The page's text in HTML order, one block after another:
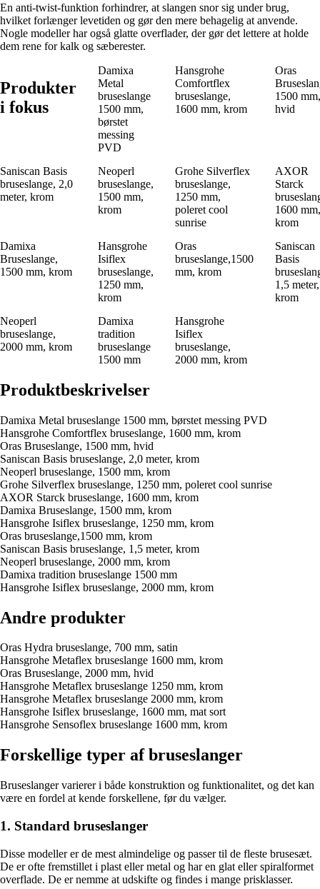
En anti-twist-funktion forhindrer, at slangen snor sig under brug,
hvilket forlænger levetiden og gør den mere behagelig at anvende.
Nogle modeller har også glatte overflader, der gør det lettere at holde
dem rene for kalk og sæberester.
Produkter
i fokus
Damixa
Metal
bruseslange
1500 mm,
børstet
messing
PVD
Hansgrohe
Comfortflex
bruseslange,
1600 mm, krom
Oras
1500 mm,
hvid
Saniscan Basis
bruseslange, 2,0
meter, krom
Neoperl
bruseslange,
1500 mm,
krom
Grohe Silverflex
bruseslange,
1250 mm,
poleret cool
sunrise
AXOR
Starck
1600 mm,
krom
Damixa
Bruseslange,
1500 mm, krom
Hansgrohe
Isiflex
bruseslange,
1250 mm,
krom
Oras
bruseslange,1500
mm, krom
Saniscan
Basis
1,5 meter,
krom
Neoperl
bruseslange,
2000 mm, krom
Damixa
tradition
bruseslange
1500 mm
Hansgrohe
Isiflex
bruseslange,
2000 mm, krom
Produktbeskrivelser
Damixa Metal bruseslange 1500 mm, børstet messing PVD
Hansgrohe Comfortflex bruseslange, 1600 mm, krom
Oras Bruseslange, 1500 mm, hvid
Saniscan Basis bruseslange, 2,0 meter, krom
Neoperl bruseslange, 1500 mm, krom
Grohe Silverflex bruseslange, 1250 mm, poleret cool sunrise
AXOR Starck bruseslange, 1600 mm, krom
Damixa Bruseslange, 1500 mm, krom
Hansgrohe Isiflex bruseslange, 1250 mm, krom
Oras bruseslange,1500 mm, krom
Saniscan Basis bruseslange, 1,5 meter, krom
Neoperl bruseslange, 2000 mm, krom
Damixa tradition bruseslange 1500 mm
Hansgrohe Isiflex bruseslange, 2000 mm, krom
Andre produkter
Oras Hydra bruseslange, 700 mm, satin
Hansgrohe Metaflex bruseslange 1600 mm, krom
Oras Bruseslange, 2000 mm, hvid
Hansgrohe Metaflex bruseslange 1250 mm, krom
Hansgrohe Metaflex bruseslange 2000 mm, krom
Hansgrohe Isiflex bruseslange, 1600 mm, mat sort
Hansgrohe Sensoflex bruseslange 1600 mm, krom
Forskellige typer af bruseslanger
Bruseslanger varierer i både konstruktion og funktionalitet, og det kan
være en fordel at kende forskellene, før du vælger.
1. Standard bruseslanger
Disse modeller er de mest almindelige og passer til de fleste brusesæt.
De er ofte fremstillet i plast eller metal og har en glat eller spiralformet
overflade. De er nemme at udskifte og findes i mange prisklasser.